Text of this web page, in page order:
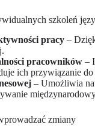
szkoleń
pracy –
pracowników –
ich przywiązanie
– Umożliwia
zmiany